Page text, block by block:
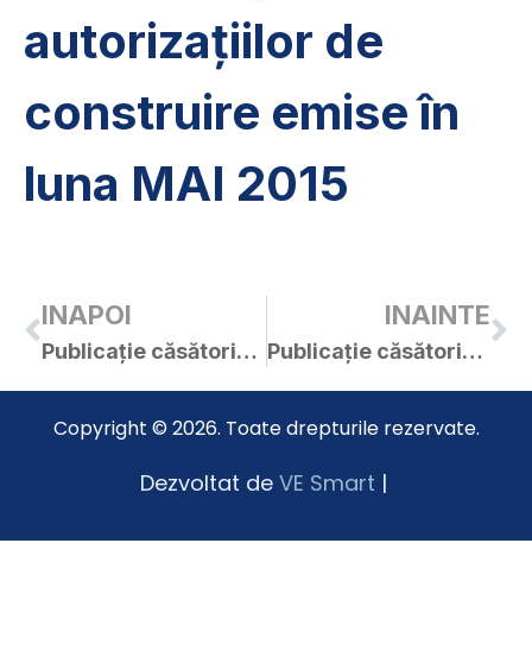
autorizațiilor de
construire emise în
luna MAI 2015
INAPOI
Publicație căsătorie Flavia și Cristian
INAINTE
Publicație căsătorie Flavia și Alexandru
Copyright © 2026. Toate drepturile rezervate.
Dezvoltat de VE Smart |